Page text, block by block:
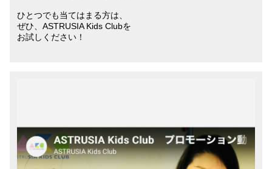
ひとつでも当てはまる方は、
ぜひ、ASTRUSIA Kids Clubを
お試しください！